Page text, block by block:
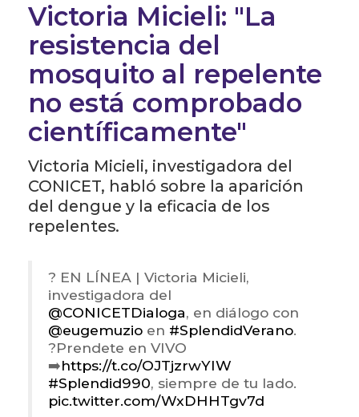
Victoria Micieli: "La
resistencia del
mosquito al repelente
no está comprobado
científicamente"
Victoria Micieli, investigadora del
CONICET, habló sobre la aparición
del dengue y la eficacia de los
repelentes.
? EN LÍNEA | Victoria Micieli,
investigadora del
@CONICETDialoga, en diálogo con
@eugemuzio en #SplendidVerano.
?Prendete en VIVO
➡️https://t.co/OJTjzrwYIW
#Splendid990, siempre de tu lado.
pic.twitter.com/WxDHHTgv7d